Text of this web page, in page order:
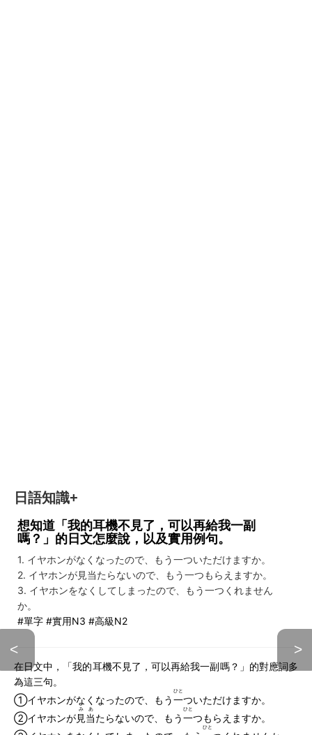
日語知識+
想知道「我的耳機不見了，可以再給我一副
嗎？」的日文怎麼說，以及實用例句。
1. イヤホンがなくなったので、もう一ついただけますか。
2. イヤホンが見当たらないので、もう一つもらえますか。
3. イヤホンをなくしてしまったので、もう一つくれません
か。
#單字 #實用N3 #高級N2
< >
在日文中，「我的耳機不見了，可以再給我一副嗎？」的對應詞多
為這三句。
①イヤホンがなくなったので、もう一
ひと
ついただけますか。
②イヤホンが見当
みあ
たらないので、もう一
ひと
つもらえますか。
ひと